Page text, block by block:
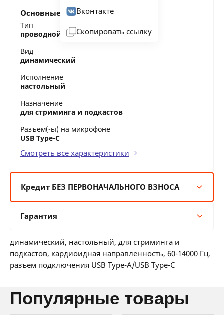
Вконтакте
Скопировать ссылку
Основные характеристики
Тип
проводной микрофон
Вид
динамический
Исполнение
настольный
Назначение
для стриминга и подкастов
Разъем(-ы) на микрофоне
USB Type-C
Смотреть все характеристики
Кредит БЕЗ ПЕРВОНАЧАЛЬНОГО ВЗНОСА
12 мес:7 BYN/мес
36 мес:3 BYN/мес
Гарантия
12 месяцев официальной гарантии от
производителя
динамический, настольный, для стриминга и
подкастов, кардиоидная направленность, 60-14000 Гц,
разъем подключения USB Type-A/USB Type-C
популярные товары